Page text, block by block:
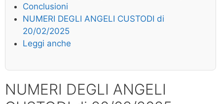
Conclusioni
NUMERI DEGLI ANGELI CUSTODI di
20/02/2025
Leggi anche
NUMERI DEGLI ANGELI